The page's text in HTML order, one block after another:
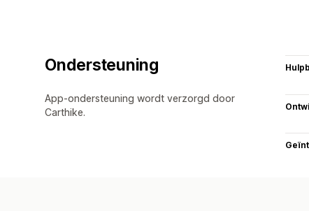
Ondersteuning
App-ondersteuning wordt verzorgd door
Carthike.